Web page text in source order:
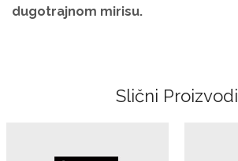
dugotrajnom mirisu.
Slični Proizvodi